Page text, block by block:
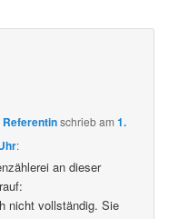
schriebam1.
:
an dieser
nicht vollständig. Sie